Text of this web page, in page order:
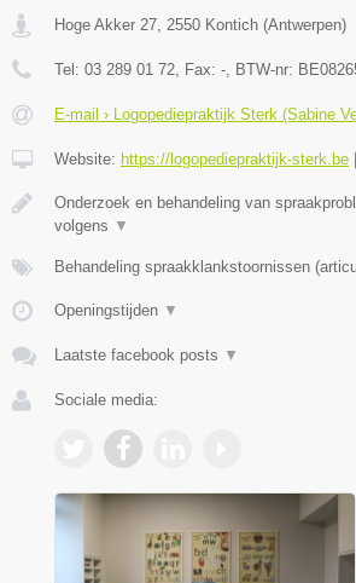
Hoge Akker 27, 2550 Kontich (Antwerpen)
Tel: 03 289 01 72, Fax: -, BTW-nr:
E-mail › Logopediepraktijk Sterk (Sabine
Website: https://logopediepraktijk-sterk.be
Onderzoek en behandeling van
volgens ▼
Behandeling spraakklankstoornissen
Openingstijden ▼
Laatste facebook posts ▼
Sociale media: